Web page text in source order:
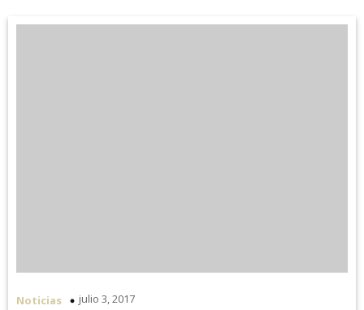
Noticias julio 3, 2017